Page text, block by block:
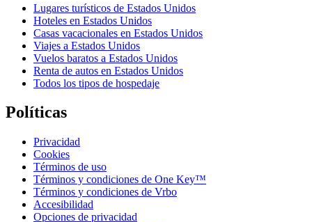
Lugares turísticos de Estados Unidos
Hoteles en Estados Unidos
Casas vacacionales en Estados Unidos
Viajes a Estados Unidos
Vuelos baratos a Estados Unidos
Renta de autos en Estados Unidos
Todos los tipos de hospedaje
Políticas
Privacidad
Cookies
Términos de uso
Términos y condiciones de One Key™
Términos y condiciones de Vrbo
Accesibilidad
Opciones de privacidad